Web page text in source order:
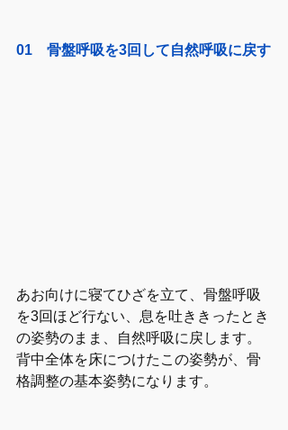
01　骨盤呼吸を3回して自然呼吸に戻す
あお向けに寝てひざを立て、骨盤呼吸
を3回ほど行ない、息を吐ききったとき
の姿勢のまま、自然呼吸に戻します。
背中全体を床につけたこの姿勢が、骨
格調整の基本姿勢になります。